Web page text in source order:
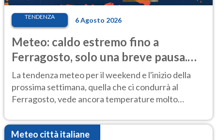
TENDENZA 6 Agosto 2026
Meteo: caldo estremo fino a
Ferragosto, solo una breve pausa.
Ecco dove
La tendenza meteo per il weekend e l'inizio della
prossima settimana, quella che ci condurrà al
Ferragosto, vede ancora temperature molto
Meteo città italiane